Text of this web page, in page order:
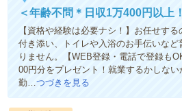
＜年齢不問＊日収1万400円以上
【資格や経験は必要ナシ！】お任せす
付き添い、トイレや入浴のお手伝いな
りません。【WEB登録・電話で登録も
00円分をプレゼント！就業するかしな
勤…つづきを見る